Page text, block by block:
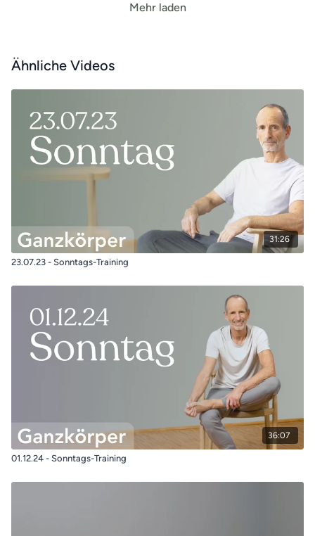
Mehr laden
Ähnliche Videos
31:26
23.07.23 - Sonntags-Training
36:07
01.12.24 - Sonntags-Training